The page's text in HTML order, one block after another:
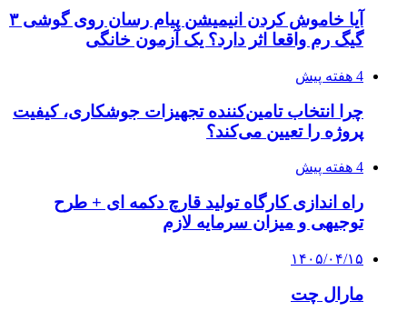
آیا خاموش کردن انیمیشن پیام رسان روی گوشی ۳
گیگ رم واقعا اثر دارد؟ یک آزمون خانگی
4 هفته پیش
چرا انتخاب تامین‌کننده تجهیزات جوشکاری، کیفیت
پروژه را تعیین می‌کند؟
4 هفته پیش
راه اندازی کارگاه تولید قارچ دکمه ای + طرح
توجیهی و میزان سرمایه لازم
۱۴۰۵/۰۴/۱۵
مارال چت